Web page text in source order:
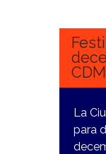
La
para